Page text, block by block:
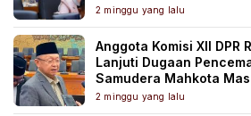
2 minggu yang lalu
Anggota Komisi XII DPR
Lanjuti Dugaan
Samudera Mahkota Mas
2 minggu yang lalu